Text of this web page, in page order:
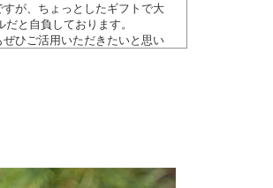
が、ちょっとしたギフトで大
と自負しております。
ひご活用いただきたいと思い